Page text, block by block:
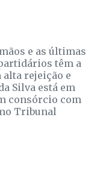
e as últimas
têm a
alta rejeição e
Silva está em
consórcio com
Tribunal